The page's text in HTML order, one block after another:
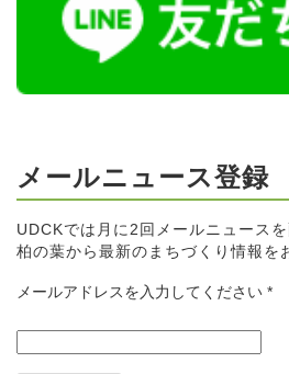
メールニュース登録
UDCKでは月に2回メールニュースを
柏の葉から最新のまちづくり情報を
メールアドレスを入力してください *